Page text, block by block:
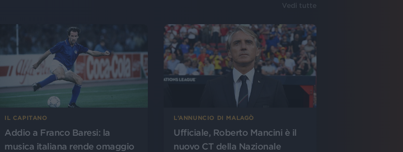
Vedi tutte
IL CAPITANO
Addio a Franco Baresi: la
musica italiana rende omaggio
L’ANNUNCIO DI MALAGÒ
Ufficiale, Roberto Mancini è il
nuovo CT della Nazionale